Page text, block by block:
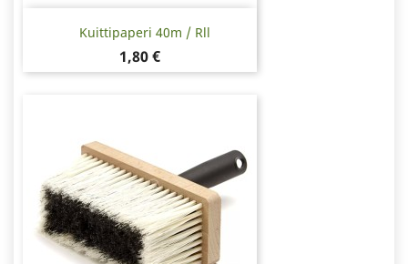
Kuittipaperi 40m / Rll
Hinta
1,80 €